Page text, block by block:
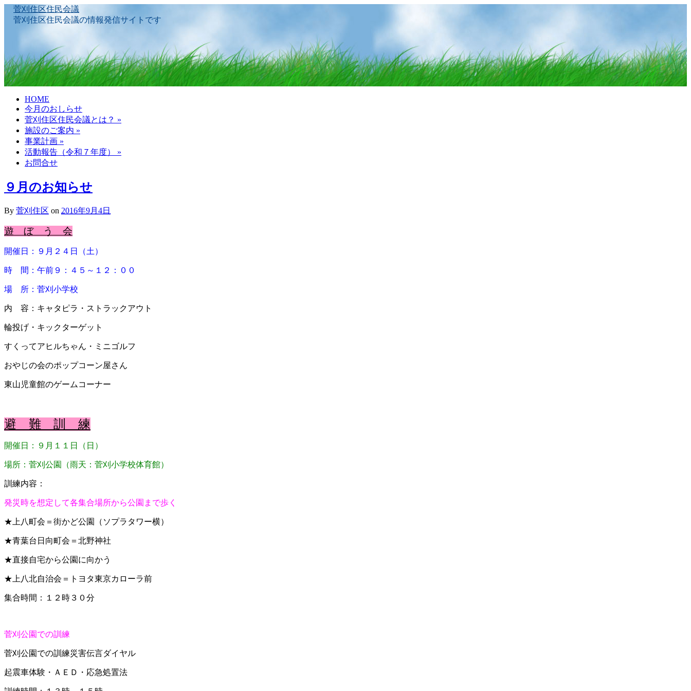
菅刈住区住民会議
菅刈住区住民会議の情報発信サイトです
Skip
content
HOME
今月のおしらせ
菅刈住区住民会議とは？ »
施設のご案内 »
事業計画 »
活動報告（令和７年度）
»
お問合せ
９月のお知らせ
By 菅刈住区 on 2016年9月4日
遊 ぼ う 会
開催日：９月２４日（土）
時 間：午前９：４５～１２：００
場 所：菅刈小学校
内 容：キャタピラ・ストラックアウト
輪投げ・キックターゲット
すくってアヒルちゃん・ミニゴルフ
おやじの会のポップコーン屋さん
東山児童館のゲームコーナー
避 難 訓 練
開催日：９月１１日（日）
場所：菅刈公園（雨天：菅刈小学校体育館）
訓練内容：
発災時を想定して各集合場所から公園まで歩く
★上八町会＝街かど公園（ソプラタワー横）
★青葉台日向町会＝北野神社
★直接自宅から公園に向かう
★上八北自治会＝トヨタ東京カローラ前
集合時間：１２時３０分
菅刈公園での訓練
菅刈公園での訓練災害伝言ダイヤル
起震車体験・ＡＥＤ・応急処置法